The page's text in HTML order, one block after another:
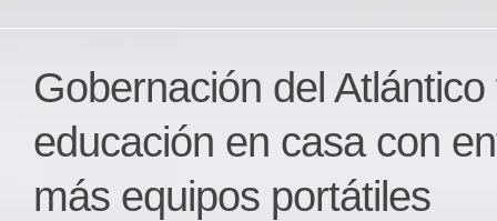
Politica
Deportes
JUDICIAL
REGIONAL
Gobernación del
educación en casa con
más equipos portátiles